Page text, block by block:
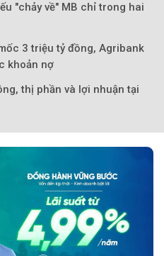
"chảy về" MB chỉ trong hai
3 triệu tỷ đồng, Agribank
khoản nợ
thị phần và lợi nhuận tại